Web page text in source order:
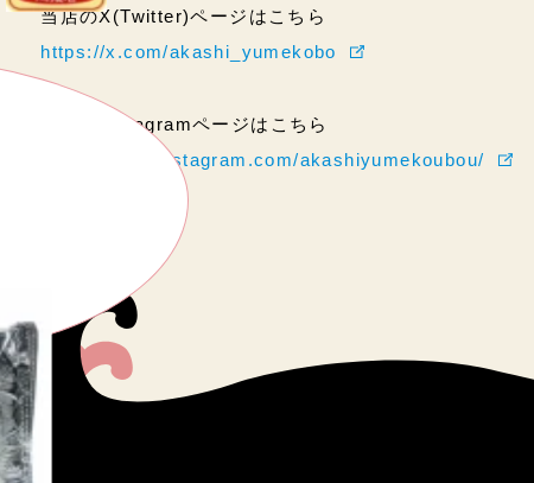
当店のX(Twitter)ページはこちら
https://x.com/akashi_yumekobo
当店のInstagramページはこちら
https://www.instagram.com/akashiyumekoubou/